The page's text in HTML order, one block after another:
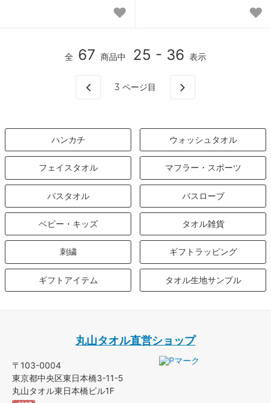
全 67 商品中 25 - 36 表示
3 ページ目
ハンカチ ウォッシュタオル
フェイスタオル マフラー・スポーツ
バスタオル バスローブ
ベビー・キッズ タオル雑貨
刺繍 ギフトラッピング
ギフトアイテム タオル生地サンプル
丸山タオル直営ショップ
〒103-0004
東京都中央区東日本橋3-11-5
丸山タオル東日本橋ビル1F